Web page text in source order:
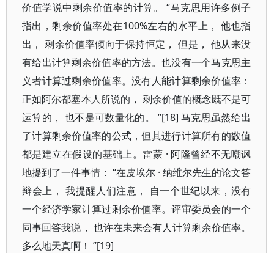
价值学说中剩余价值率的计算。 “马克思用许多例子
指出，剩余价值率处在100%左右的水平上， 他也指
出， 剩余价值率倾向于保持恒定， 但是， 他从来没
有给出计算剩余价值率的方法。也没有一个马克思主
义者计算过剩余价值率。没有人能计算剩余价值率：
正如阿尔都塞本人所说的， 剩余价值的概念既不是可
运算的， 也不是可数量化的。 ”[18] 马克思虽然给出
了计算剩余价值率的公式，但其进行计算所有的数值
都是建立在假设的基础上。雷蒙 · 阿隆曾经不无嘲讽
地提到了一件事情： “在皮埃尔 · 纳维尔先生的论文答
辩会上， 我提醒人们注意， 自一个世纪以来，没有
一个经济学家计算过剩余价值率。评审委员会的一个
同事回答我说， 也许在未来会有人计算剩余价值率。
多么地天真啊！ ”[19]